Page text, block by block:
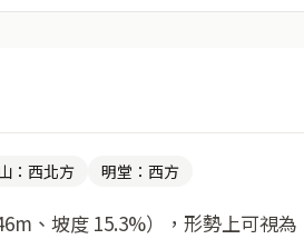
：西北方 明堂：西方
、坡度 15.3%），形勢上可視